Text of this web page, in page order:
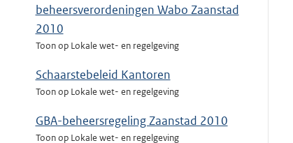
beheersverordeningen Wabo Zaanstad
2010
Toon op Lokale wet- en regelgeving
Schaarstebeleid Kantoren
Toon op Lokale wet- en regelgeving
GBA-beheersregeling Zaanstad 2010
Toon op Lokale wet- en regelgeving